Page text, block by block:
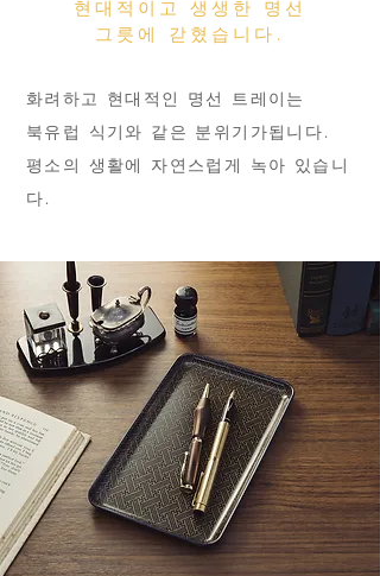
현대적이고 생생한 명선
​그릇에 갇혔습니다.
화려하고 현대적인 명선 트레이는
북유럽 식기와 같은 분위기가됩니다.
평소의 생활에 자연스럽게 녹아 있습니
다.